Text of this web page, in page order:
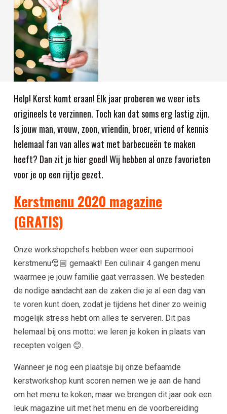
Help! Kerst komt eraan! Elk jaar proberen we weer iets
origineels te verzinnen. Toch kan dat soms erg lastig zijn.
Is jouw man, vrouw, zoon, vriendin, broer, vriend of kennis
helemaal fan van alles wat met barbecueën te maken
heeft? Dan zit je hier goed! Wij hebben al onze favorieten
voor je op een rijtje gezet.
Kerstmenu 2020 magazine
(GRATIS)
Onze workshopchefs hebben weer een supermooi
kerstmenu🎅🏼 gemaakt! Een culinair 4 gangen menu
waarmee je jouw familie gaat verrassen. We besteden
de nodige aandacht aan de zaken die je al een dag van
te voren kunt doen, zodat je tijdens het diner zo weinig
mogelijk stress hebt om alles te serveren. Dit pas
helemaal bij ons motto: we leren je koken in plaats van
recepten volgen 😊.
Wanneer je nog een plaatsje bij onze befaamde
kerstworkshop kunt scoren nemen we je aan de hand
om het menu te koken, maar we brengen dit jaar ook een
leuk magazine uit met het menu en de voorbereiding